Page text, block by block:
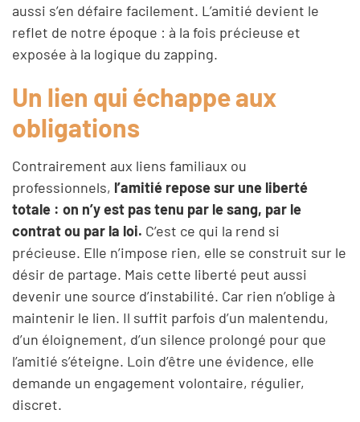
aussi s’en défaire facilement. L’amitié devient le
reflet de notre époque : à la fois précieuse et
exposée à la logique du zapping.
Un lien qui échappe aux
obligations
Contrairement aux liens familiaux ou
professionnels, l’amitié repose sur une liberté
totale : on n’y est pas tenu par le sang, par le
contrat ou par la loi. C’est ce qui la rend si
précieuse. Elle n’impose rien, elle se construit sur le
désir de partage. Mais cette liberté peut aussi
devenir une source d’instabilité. Car rien n’oblige à
maintenir le lien. Il suffit parfois d’un malentendu,
d’un éloignement, d’un silence prolongé pour que
l’amitié s’éteigne. Loin d’être une évidence, elle
demande un engagement volontaire, régulier,
discret.